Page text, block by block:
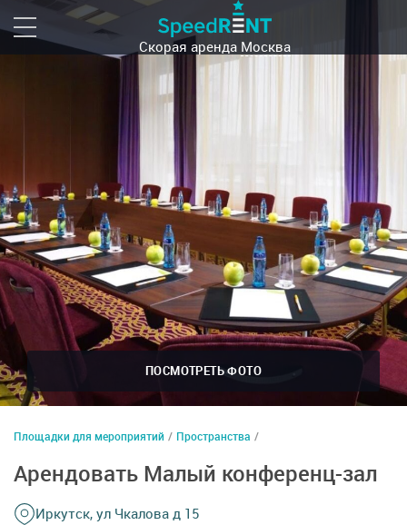
Скорая аренда Москва
ПОСМОТРЕТЬ ФОТО
Площадки для мероприятий / Пространства /
Арендовать Малый конференц-зал
Иркутск, ул Чкалова д 15